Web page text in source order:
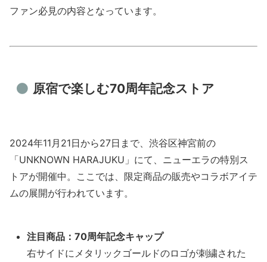
ファン必見の内容となっています。
原宿で楽しむ70周年記念ストア
2024年11月21日から27日まで、渋谷区神宮前の
「UNKNOWN HARAJUKU」にて、ニューエラの特別ス
トアが開催中。ここでは、限定商品の販売やコラボアイテ
ムの展開が行われています。
注目商品：70周年記念キャップ
右サイドにメタリックゴールドのロゴが刺繍された